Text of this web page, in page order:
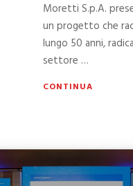
Moretti S.p.A.
un progetto che
lungo 50 anni,
settore …
CONTINUA